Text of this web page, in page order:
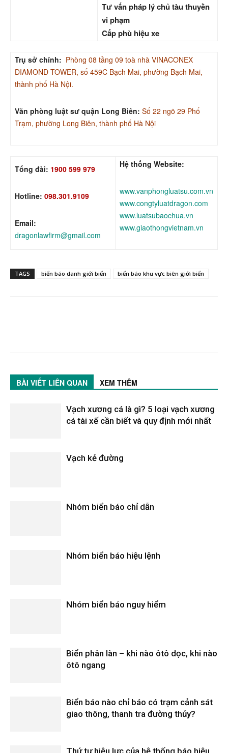
Tư vấn pháp lý chủ tàu thuyền
vi phạm
Cấp phù hiệu xe
Trụ sở chính: Phòng 08 tầng 09 toà nhà VINACONEX
DIAMOND TOWER, số 459C Bạch Mai, phường Bạch Mai,
thành phố Hà Nội.
Văn phòng luật sư quận Long Biên: Số 22 ngõ 29 Phố
Trạm, phường Long Biên, thành phố Hà Nội
Tổng đài: 1900 599 979
Hotline: 098.301.9109
Email:
dragonlawfirm@gmail.com
Hệ thống Website:
www.vanphongluatsu.com.vn
www.congtyluatdragon.com
www.luatsubaochua.vn
www.giaothongvietnam.vn
TAGS biển báo danh giới biển biển báo khu vực biên giới biển
BÀI VIẾT LIÊN QUAN XEM THÊM
Vạch xương cá là gì? 5 loại vạch xương
cá tài xế cần biết và quy định mới nhất
Vạch kẻ đường
Nhóm biển báo chỉ dẫn
Nhóm biển báo hiệu lệnh
Nhóm biển báo nguy hiểm
Biển phân làn – khi nào ôtô dọc, khi nào
ôtô ngang
Biển báo nào chỉ báo có trạm cảnh sát
giao thông, thanh tra đường thủy?
Thứ tự hiệu lực của hệ thống báo hiệu